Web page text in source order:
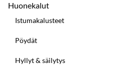
Huonekalut
Istumakalusteet
Pöydät
Hyllyt & säilytys